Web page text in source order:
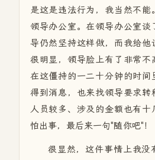
是这是违法行为，我当然不
领导办公室。在领导办公室谈
导仍然坚持这样做，而我给他
很明显，领导脸上有了非常不
在这僵持的一二十分钟的时间
得到消息，也来找领导要求转
人员较多、涉及的金额也有十
怕出事，最后来一句"随你吧"！
很显然，这件事情上我没